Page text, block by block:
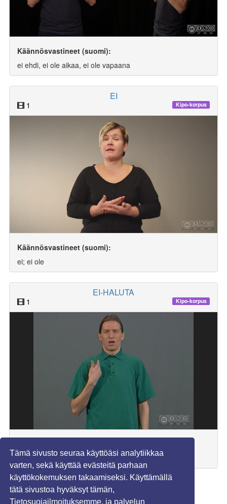
Tämä sivusto seuraa käyttöäsi analytiikkaa
varten, sekä käyttää evästeitä parhaan
käyttökokemuksen takaamiseksi. Käyttämällä
tätä sivustoa hyväksyt tämän,
Tietosuojailmoituksemme, ja palvelun
Käännösvastineet (suomi):
ei ehdi, ei ole aikaa, ei ole vapaana
EI
1 Kipo-korpus
Käännösvastineet (suomi):
ei; ei ole
EI-HALUTA
1 Kipo-korpus
ei halua, ei tahdo, ei viitsi
1 2 3 4 5 6 7